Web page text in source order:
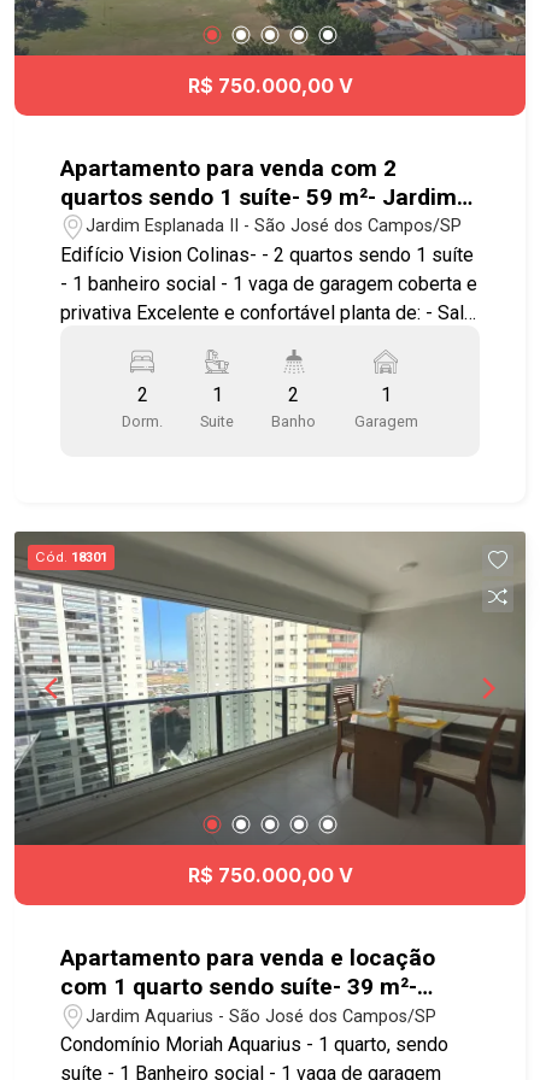
Infantil - Sauna Úmida - Solarium - SPA - Mini
#geracaoimoveis #jardimsul #aptoparacompra
R$ 750.000,00 V
Apartamento para venda com 2
quartos sendo 1 suíte- 59 m²- Jardim
Esplanada II
Jardim Esplanada II - São José dos Campos/SP
Edifício Vision Colinas- - 2 quartos sendo 1 suíte
- 1 banheiro social - 1 vaga de garagem coberta e
privativa Excelente e confortável planta de: - Sala
visitantes Um dos endereços mais desejados da
cidade com lazer, gastronomia, serviços e
principais vias da cidade. Este lindo apartamento
pode ser seu! Agende sua visita!! #imobiliaria
#geraçãoimóveis #aptovenda #aptovendaSJC
#JardimEsplanadaII
2
Dorm.
1
Suite
2
Banho
1
Garagem
Cód. 18301
R$ 750.000,00 V
Apartamento para venda e locação
com 1 quarto sendo suíte- 39 m²-
Jardim Aquarius
Jardim Aquarius - São José dos Campos/SP
Condomínio Moriah Aquarius - 1 quarto, sendo
suíte - 1 Banheiro social - 1 vaga de garagem